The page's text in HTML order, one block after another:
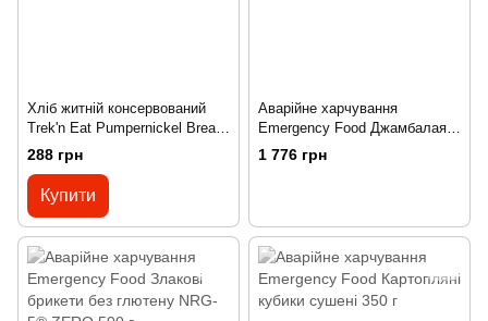
Хліб житній консервований
Trek'n Eat Pumpernickel Bread
500 г
288 грн
Купити
Аварійне харчування
Emergency Food Джамбалая з
овочами 6 порцій
1 776 грн